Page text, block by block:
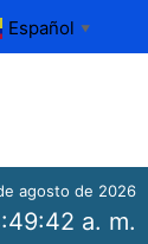
Español ▼
agosto de 2026
a. m.